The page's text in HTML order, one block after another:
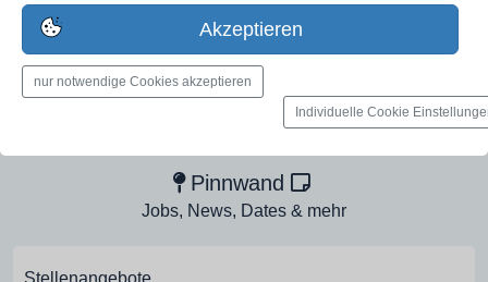
jetzt registrieren
Medien-Galerie
Bilder, PDFs, Audio, Video
Pinnwand
Jobs, News, Dates & mehr
Stellenangebote
Akzeptieren
nur notwendige Cookies akzeptieren
Individuelle Cookie